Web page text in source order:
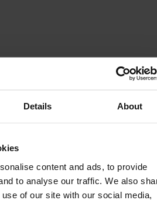
Details About
content and ads, to provide
to analyse our traffic. We also
of our site with our social media,
بدون تلامس أو الجهاز نفسه في كل
ومن يوم الإثنين إلى يوم الأحد. يعمل ذلك